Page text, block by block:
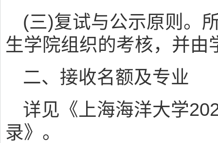
(三)复试与公示原则。
生学院组织的考核，并由
二、接收名额及专业
详见《上海海洋大学
录》。